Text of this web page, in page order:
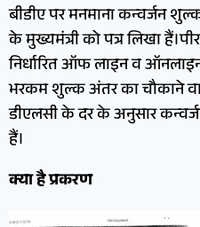
बीडीए पर मनमाना कन्वर्जन
के मुख्यमंत्री को पत्र लिखा
निर्धारित ऑफ लाइन व
भरकम शुल्क अंतर का चौकाने
डीएलसी के दर के अनुसार
हैं।
क्या है प्रकरण